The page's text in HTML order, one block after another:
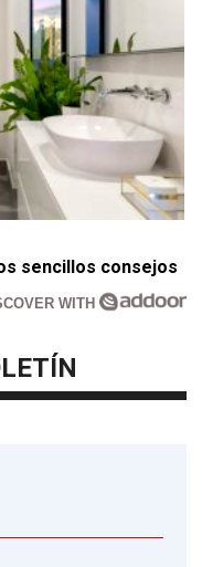
sencillos consejos
WITH